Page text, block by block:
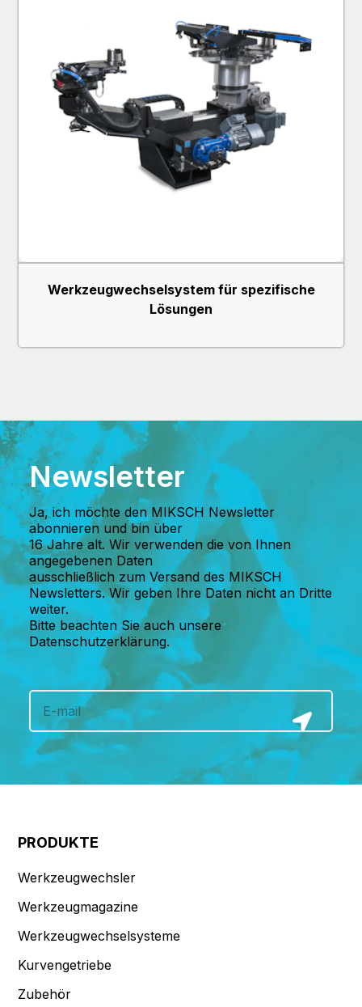
Werkzeugwechselsystem für spezifische
Lösungen
Newsletter
Ja, ich möchte den MIKSCH Newsletter
abonnieren und bin über
16 Jahre alt. Wir verwenden die von Ihnen
angegebenen Daten
ausschließlich zum Versand des MIKSCH
Newsletters. Wir geben Ihre Daten nicht an Dritte
weiter.
Bitte beachten Sie auch unsere
Datenschutzerklärung.
PRODUKTE
Werkzeugwechsler
Werkzeugmagazine
Werkzeugwechselsysteme
Kurvengetriebe
Zubehör